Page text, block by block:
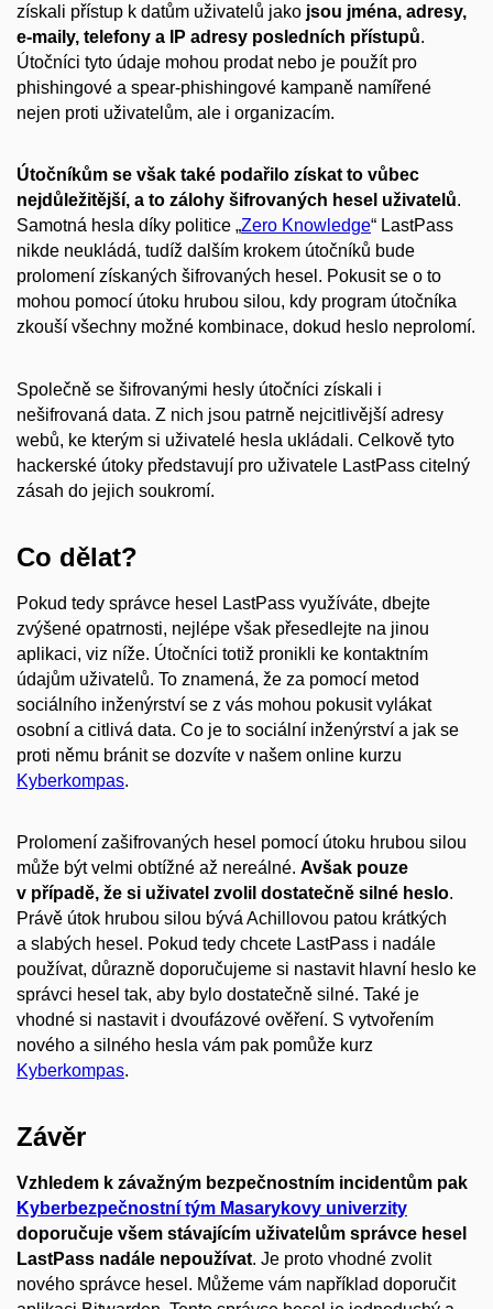
získali přístup k datům uživatelů jako jsou jména, adresy,
e-maily, telefony a IP adresy posledních přístupů.
Útočníci tyto údaje mohou prodat nebo je použít pro
phishingové a spear-phishingové kampaně namířené
nejen proti uživatelům, ale i organizacím.
Útočníkům se však také podařilo získat to vůbec
nejdůležitější, a to zálohy šifrovaných hesel uživatelů.
Samotná hesla díky politice „Zero Knowledge“ LastPass
nikde neukládá, tudíž dalším krokem útočníků bude
prolomení získaných šifrovaných hesel. Pokusit se o to
mohou pomocí útoku hrubou silou, kdy program útočníka
zkouší všechny možné kombinace, dokud heslo neprolomí.
Společně se šifrovanými hesly útočníci získali i
nešifrovaná data. Z nich jsou patrně nejcitlivější adresy
webů, ke kterým si uživatelé hesla ukládali. Celkově tyto
hackerské útoky představují pro uživatele LastPass citelný
zásah do jejich soukromí.
Co dělat?
Pokud tedy správce hesel LastPass využíváte, dbejte
zvýšené opatrnosti, nejlépe však přesedlejte na jinou
aplikaci, viz níže. Útočníci totiž pronikli ke kontaktním
údajům uživatelů. To znamená, že za pomocí metod
sociálního inženýrství se z vás mohou pokusit vylákat
osobní a citlivá data. Co je to sociální inženýrství a jak se
proti němu bránit se dozvíte v našem online kurzu
Kyberkompas.
Prolomení zašifrovaných hesel pomocí útoku hrubou silou
může být velmi obtížné až nereálné. Avšak pouze
v případě, že si uživatel zvolil dostatečně silné heslo.
Právě útok hrubou silou bývá Achillovou patou krátkých
a slabých hesel. Pokud tedy chcete LastPass i nadále
používat, důrazně doporučujeme si nastavit hlavní heslo ke
správci hesel tak, aby bylo dostatečně silné. Také je
vhodné si nastavit i dvoufázové ověření. S vytvořením
nového a silného hesla vám pak pomůže kurz
Kyberkompas.
Závěr
Vzhledem k závažným bezpečnostním incidentům pak
Kyberbezpečnostní tým Masarykovy univerzity
doporučuje všem stávajícím uživatelům správce hesel
LastPass nadále nepoužívat. Je proto vhodné zvolit
nového správce hesel. Můžeme vám například doporučit